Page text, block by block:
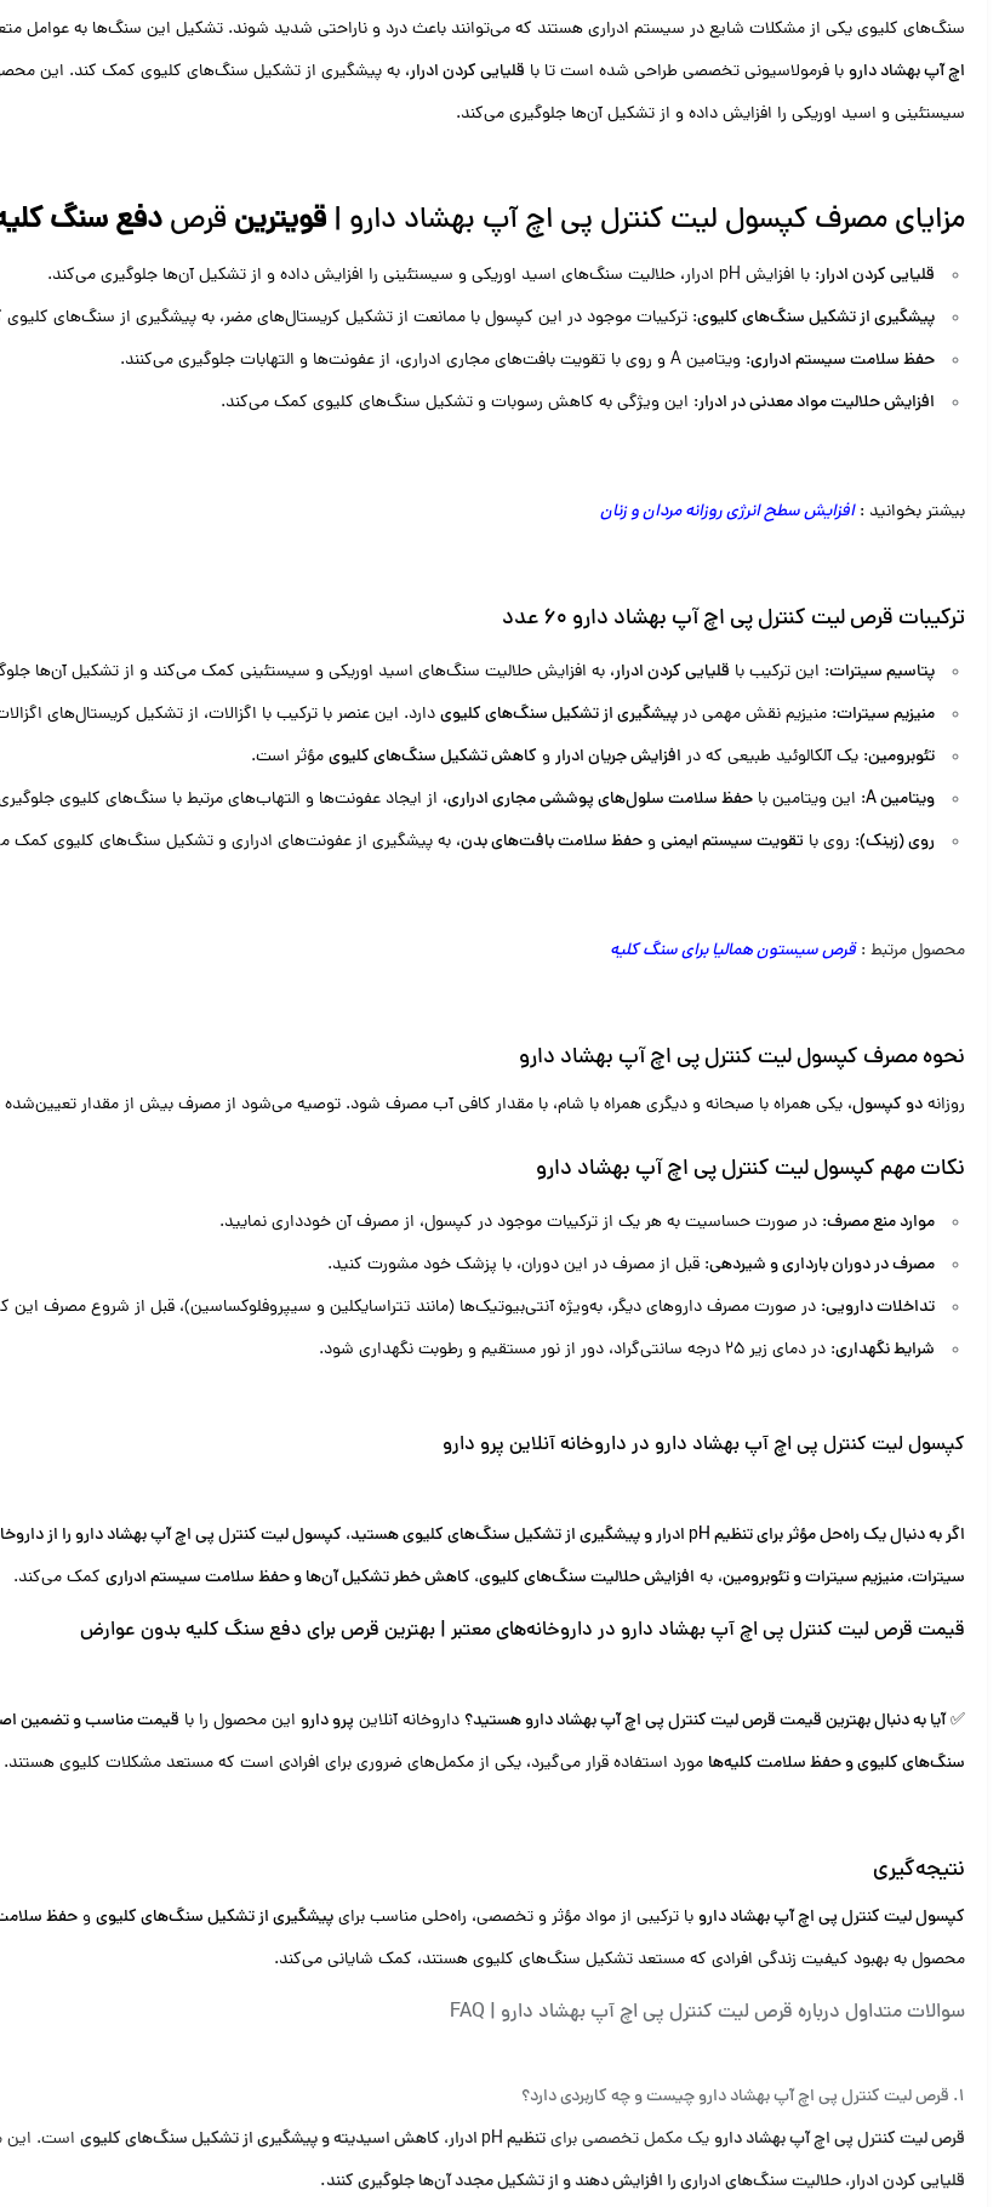
سنگ‌های کلیوی یکی از مشکلات شایع در سیستم ادراری هستند که می‌توانند باعث درد و ناراحتی شدید شوند. تشکیل این سنگ‌ها به عوامل
اچ آپ بهشاد داروبا فرمولاسیونی تخصصی طراحی شده است تا با قلیایی کردن ادرار
سیستئینی و اسید اوریکی را افزایش داده و از تشکیل آن‌ها جلوگیری می‌کند.
مزایای مصرف کپسول لیت کنترل پی اچ آپ بهشاد دارو | قویترین قرصدفع سنگ
قلیایی کردن ادرار: با افزایش pH ادرار، حلالیت سنگ‌های اسید اوریکی و سیستئینی را افزایش داده و از تشکیل آن‌ها جلوگیری می‌کند.
پیشگیری از تشکیل سنگ‌های کلیوی: ترکیبات موجود در این کپسول با ممانعت از تشکیل کریستال‌های مضر، به پیشگیری از سنگ‌های
حفظ سلامت سیستم ادراری: ویتامین A و روی با تقویت بافت‌های مجاری ادراری، از عفونت‌ها و التهابات جلوگیری می‌کنند.
افزایش حلالیت مواد معدنی در ادرار: این ویژگی به کاهش رسوبات و تشکیل سنگ‌های کلیوی کمک می‌کند.
بیشتر بخوانید : افزایش سطح انرژی روزانه مردان و زنان
ترکیبات قرص لیت کنترل پی اچ آپ بهشاد دارو 60 عدد
پتاسیم سیترات: این ترکیب با قلیایی کردن ادرار، به افزایش حلالیت سنگ‌های اسید اوریکی و سیستئینی کمک می‌کند و از تشکیل آن‌ها
منیزیم سیترات: منیزیم نقش مهمی درپیشگیری از تشکیل سنگ‌های کلیویدارد. این عنصر با ترکیب با اگزالات، از تشکیل کریستال‌های
تئوبرومین: یک آلکالوئید طبیعی که در افزایش جریان ادرارو کاهش تشکیل سنگ‌های کلیویمؤثر است.
ویتامین A
: این ویتامین با حفظ سلامت سلول‌های پوششی مجاری ادراری، از ایجاد عفونت‌ها و التهاب‌های مرتبط با سنگ‌های کلیوی
روی (زینک): روی با تقویت سیستم ایمنیو حفظ سلامت بافت‌های بدن، به پیشگیری از عفونت‌های ادراری و تشکیل سنگ‌های کلیوی کمک
محصول مرتبط :قرص سیستون همالیا برای سنگ کلیه
نحوه مصرف کپسول لیت کنترل پی اچ آپ بهشاد دارو
روزانهدو کپسول، یکی همراه با صبحانه و دیگری همراه با شام، با مقدار کافی آب مصرف شود. توصیه می‌شود از مصرف بیش از مقدار تعیین‌شده
نکات مهم کپسول لیت کنترل پی اچ آپ بهشاد دارو
موارد منع مصرف: در صورت حساسیت به هر یک از ترکیبات موجود در کپسول، از مصرف آن خودداری نمایید.
مصرف در دوران بارداری و شیردهی: قبل از مصرف در این دوران، با پزشک خود مشورت کنید.
تداخلات دارویی: در صورت مصرف داروهای دیگر، به‌ویژه آنتی‌بیوتیک‌ها (مانند تتراسایکلین و سیپروفلوکساسین)، قبل از شروع مصرف
شرایط نگهداری: در دمای زیر 25 درجه سانتی‌گراد، دور از نور مستقیم و رطوبت نگهداری شود.
کپسول لیت کنترل پی اچ آپ بهشاد دارو در داروخانه آنلاین پرو دارو
اگر به دنبال یک راه‌حل مؤثر برای تنظیم pH ادرار و پیشگیری از تشکیل سنگ‌های کلیوی هستید، کپسول لیت کنترل پی اچ آپ بهشاد دارو را از داروخانه آنلاین پرو دارو خریداری کنید!
سیترات، منیزیم سیترات و تئوبرومین، به افزایش حلالیت سنگ‌های کلیوی، کاهش خطر تشکیل آن‌ها و حفظ سلامت سیستم ادراری کمک می‌کند.
قیمت قرص لیت کنترل پی اچ آپ بهشاد دارو در داروخانه‌های معتبر | بهترین قرص برای دفع سنگ کلیه بدون عوارض
✅آیا به دنبال بهترین قیمت قرص لیت کنترل پی اچ آپ بهشاد دارو هستید؟ داروخانه آنلاین پرو دارو این محصول را با قیمت مناسب و تضمین
سنگ‌های کلیوی و حفظ سلامت کلیه‌ها مورد استفاده قرار می‌گیرد، یکی از مکمل‌های ضروری برای افرادی است که مستعد مشکلات کلیوی هستند.
نتیجه‌گیری
کپسول لیت کنترل پی اچ آپ بهشاد داروبا ترکیبی از مواد مؤثر و تخصصی، راه‌حلی مناسب برایپیشگیری از تشکیل سنگ‌های کلیویو حفظ
محصول به بهبود کیفیت زندگی افرادی که مستعد تشکیل سنگ‌های کلیوی هستند، کمک شایانی می‌کند.
سوالات متداول درباره قرص لیت کنترل پی اچ آپ بهشاد دارو | FAQ
1. قرص لیت کنترل پی اچ آپ بهشاد دارو چیست و چه کاربردی دارد؟
قرص لیت کنترل پی اچ آپ بهشاد دارویک مکمل تخصصی برایتنظیم pH ادرار، کاهش اسیدیته و پیشگیری از تشکیل سنگ‌های کلیوی
است. این
قلیایی کردن ادرار، حلالیت سنگ‌های ادراری را افزایش دهند و از تشکیل مجدد آن‌ها جلوگیری کنند.